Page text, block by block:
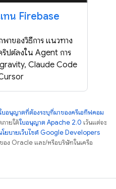
ทน Firebase
าของวิธีการ แนวทาง
ปต์ลงใน Agent การ
Claude Code
บอนุญาตที่ต้องระบุที่มาของครีเอทีฟคอม
ายใต้ใบอนุญาต Apache 2.0 เว้นแต่จะ
โยบายเว็บไซต์ Google Developers
อง Oracle และ/หรือบริษัทในเครือ